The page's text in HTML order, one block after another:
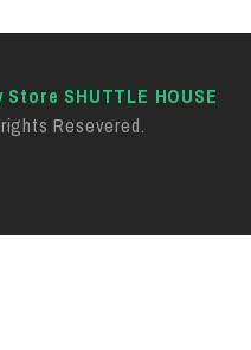
SHUTTLE HOUSE
Resevered.